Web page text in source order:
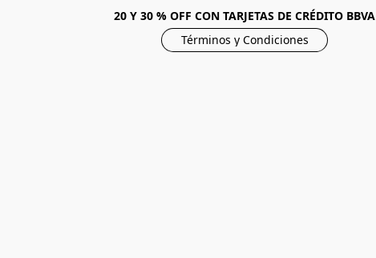
20 Y 30 % OFF CON TARJETAS DE CRÉDITO BBVA
Términos y Condiciones